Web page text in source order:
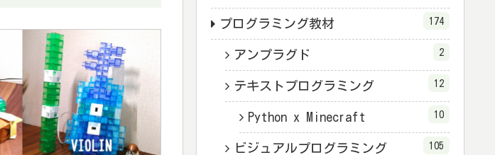
プログラミング教材 174
アンプラグド 2
テキストプログラミング 12
Python x Minecraft 10
ビジュアルプログラミング 105